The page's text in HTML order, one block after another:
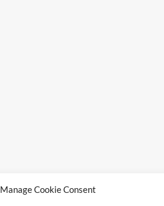
Manage Cookie Consent